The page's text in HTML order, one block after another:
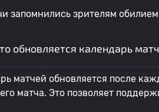
запомнились зрителям
обновляется календарь
матчей обновляется после
матча. Это позволяет